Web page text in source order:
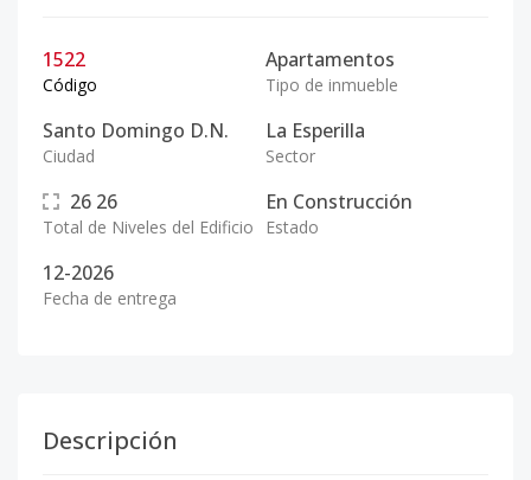
1522
Código
Apartamentos
Tipo de inmueble
Santo Domingo D.N.
Ciudad
La Esperilla
Sector
26 26
Total de Niveles del Edificio
En Construcción
Estado
12-2026
Fecha de entrega
Descripción